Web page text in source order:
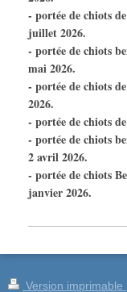
- portée de chiots
juillet 2026.
- portée de chiots
mai 2026.
- portée de chiots
2026.
- portée de chiots
- portée de chiots
2 avril 2026.
- portée de chiots
janvier 2026.
Version imprimable